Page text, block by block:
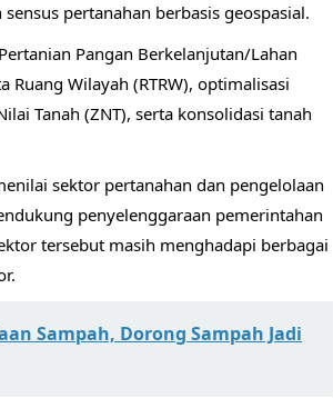
pertanahan berbasis geospasial.
Pangan Berkelanjutan/Lahan
Ruang Wilayah (RTRW), optimalisasi
Tanah (ZNT), serta konsolidasi tanah
sektor pertanahan dan pengelolaan
penyelenggaraan pemerintahan
tersebut masih menghadapi berbagai
Sampah, Dorong Sampah Jadi